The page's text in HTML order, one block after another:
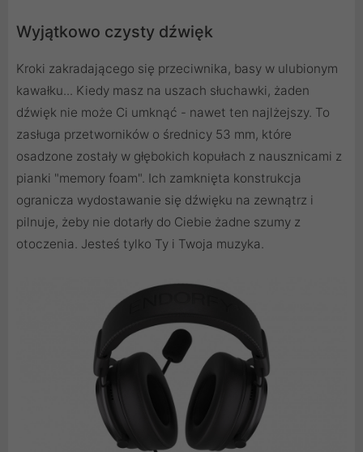
Wyjątkowo czysty dźwięk
Kroki zakradającego się przeciwnika, basy w ulubionym
kawałku... Kiedy masz na uszach słuchawki, żaden
dźwięk nie może Ci umknąć - nawet ten najlżejszy. To
zasługa przetworników o średnicy 53 mm, które
osadzone zostały w głębokich kopułach z nausznicami z
pianki "memory foam". Ich zamknięta konstrukcja
ogranicza wydostawanie się dźwięku na zewnątrz i
pilnuje, żeby nie dotarły do Ciebie żadne szumy z
otoczenia. Jesteś tylko Ty i Twoja muzyka.